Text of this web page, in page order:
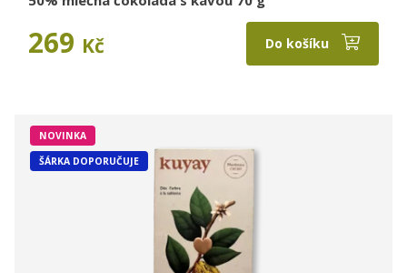
269 Kč Do košíku
NOVINKA
ŠÁRKA DOPORUČUJE